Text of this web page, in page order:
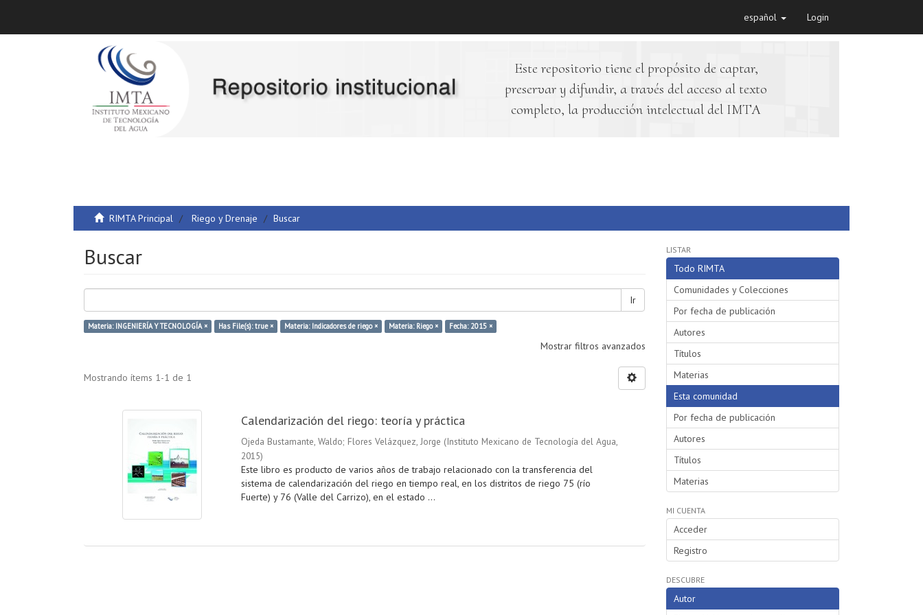
español Login
Este repositorio tiene el propósito de captar,
preservar y difundir, a través del acceso al texto
completo, la producción intelectual del IMTA
RIMTA Principal Riego y Drenaje Buscar
Buscar
Ir
Materia: INGENIERÍA Y TECNOLOGÍA × Has File(s): true × Materia: Indicadores de riego × Materia: Riego × Fecha: 2015 ×
Mostrar filtros avanzados
Mostrando ítems 1-1 de 1
Calendarización del riego: teoría y práctica
Ojeda Bustamante, Waldo; Flores Velázquez, Jorge (Instituto Mexicano de Tecnología del Agua,
2015)
Este libro es producto de varios años de trabajo relacionado con la transferencia del
sistema de calendarización del riego en tiempo real, en los distritos de riego 75 (río
Fuerte) y 76 (Valle del Carrizo), en el estado ...
LISTAR
Todo RIMTA
Comunidades y Colecciones
Por fecha de publicación
Autores
Títulos
Materias
Esta comunidad
Por fecha de publicación
Autores
Títulos
Materias
MI CUENTA
Acceder
Registro
DESCUBRE
Autor